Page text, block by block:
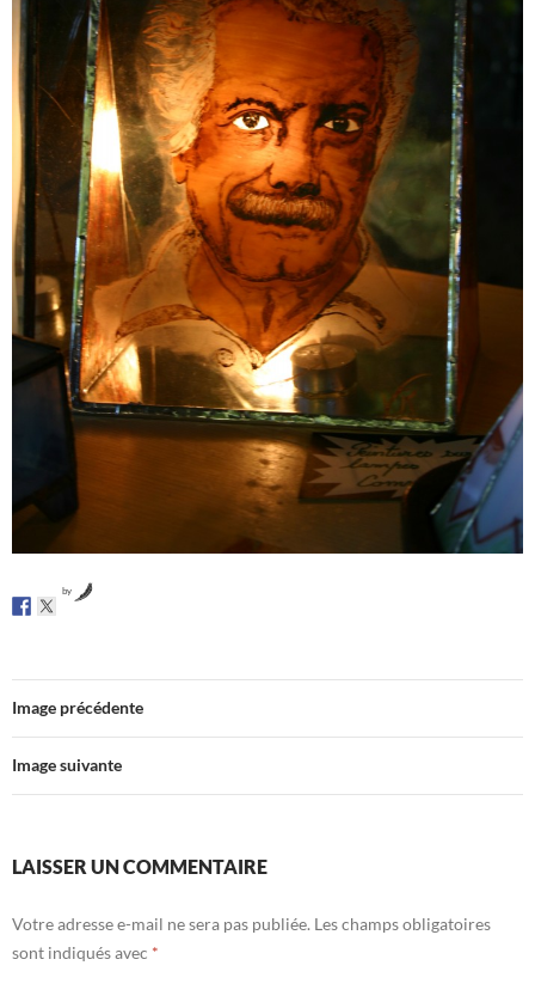
by
Image précédente
Image suivante
LAISSER UN COMMENTAIRE
Votre adresse e-mail ne sera pas publiée. Les champs obligatoires
sont indiqués avec *